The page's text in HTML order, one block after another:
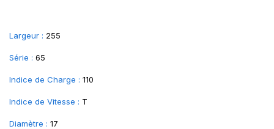
Largeur : 255
Série : 65
Indice de Charge : 110
Indice de Vitesse : T
Diamètre : 17